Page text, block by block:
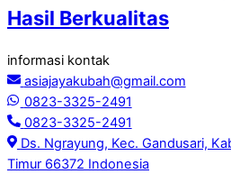
Hasil Berkualitas
informasi kontak
asiajayakubah@gmail.com
0823-3325-2491
0823-3325-2491
Ds. Ngrayung, Kec. Gandusari,
Timur 66372 Indonesia